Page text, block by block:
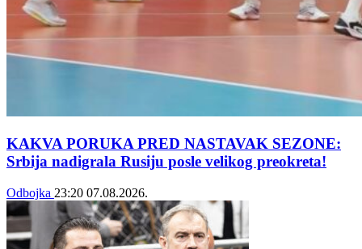
KAKVA PORUKA PRED NASTAVAK SEZONE:
Srbija nadigrala Rusiju posle velikog preokreta!
Odbojka 23:20 07.08.2026.